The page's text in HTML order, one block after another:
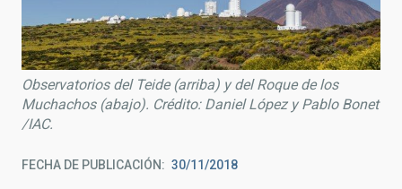
Observatorios del Teide (arriba) y del Roque de los
Muchachos (abajo). Crédito: Daniel López y Pablo Bonet
/IAC.
FECHA DE PUBLICACIÓN 30/11/2018